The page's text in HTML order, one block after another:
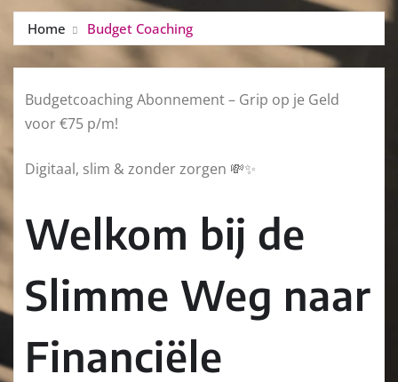
Home Budget Coaching
Budgetcoaching Abonnement – Grip op je Geld
voor €75 p/m!
Digitaal, slim & zonder zorgen 💸✨
Welkom bij de
Slimme Weg naar
Financiële